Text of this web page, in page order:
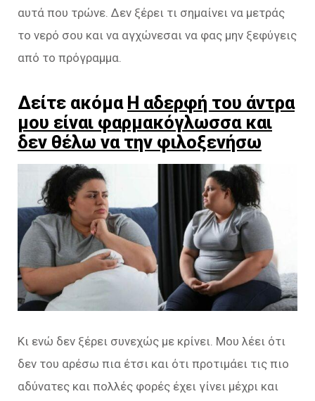
αυτά που τρώνε. Δεν ξέρει τι σημαίνει να μετράς
το νερό σου και να αγχώνεσαι να φας μην ξεφύγεις
από το πρόγραμμα.
Δείτε ακόμα Η αδερφή του άντρα
μου είναι φαρμακόγλωσσα και
δεν θέλω να την φιλοξενήσω
Κι ενώ δεν ξέρει συνεχώς με κρίνει. Μου λέει ότι
δεν του αρέσω πια έτσι και ότι προτιμάει τις πιο
αδύνατες και πολλές φορές έχει γίνει μέχρι και